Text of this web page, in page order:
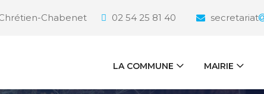
Chabenet 02 54 25 81 40 secretariat
LA COMMUNE MAIRIE